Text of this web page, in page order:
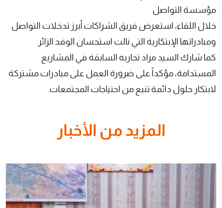
مؤسسة التواصل
خلال اللقاء، استعرض فريق الشراكات أبرز تدخلات التواصل
ومبادراتها الإبتكارية التي نالت استحسان الوفد الزائر.
كما شارك السيد مراد تجاربه السابقة في المشاريع
المستدامة، مؤكداً على ضرورة العمل على مبادرات مشتركة
لابتكار حلول دائمة تنبع من احتياجات المجتمعات.
المزيد من الأخبار